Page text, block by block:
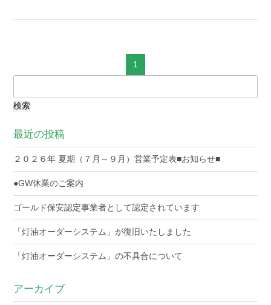
1
索:
最近の投稿
２０２６年 夏期（７月～９月）営業予定表■お知らせ■
●GW休業のご案内
ゴールド保安認定事業者として認定されています
「灯油オーダーシステム」が復旧いたしました
「灯油オーダーシステム」の不具合について
アーカイブ